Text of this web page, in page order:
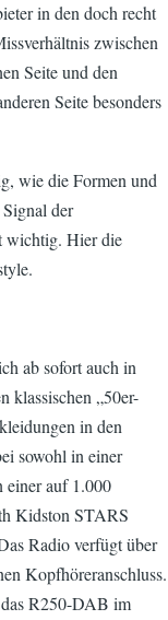
in den doch recht
zwischen
Seite und den
Seite besonders
wie die Formen und
der
wichtig. Hier die
ab sofort auch in
klassischen „50er-
in den
sowohl in einer
auf 1.000
Kidston STARS
Radio verfügt über
Kopfhöreranschluss.
R250-DAB im